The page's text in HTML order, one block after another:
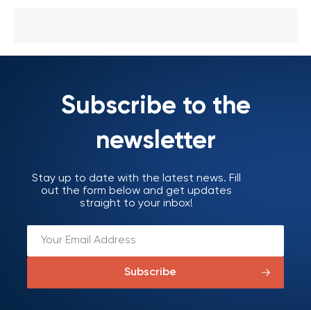
Subscribe to the
newsletter
Stay up to date with the latest news. Fill
out the form below and get updates
straight to your inbox!
Subscribe